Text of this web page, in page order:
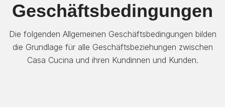
Geschäftsbedingungen
Die folgenden Allgemeinen Geschäftsbedingungen bilden
die Grundlage für alle Geschäftsbeziehungen zwischen
Casa Cucina und ihren Kundinnen und Kunden.